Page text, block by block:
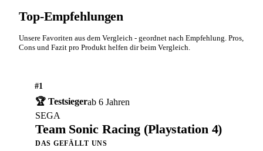
Top-Empfehlungen
Unsere Favoriten aus dem Vergleich - geordnet nach Empfehlung. Pros,
Cons und Fazit pro Produkt helfen dir beim Vergleich.
#1
🏆 Testsiegerab 6 Jahren
SEGA
Team Sonic Racing (Playstation 4)
DAS GEFÄLLT UNS